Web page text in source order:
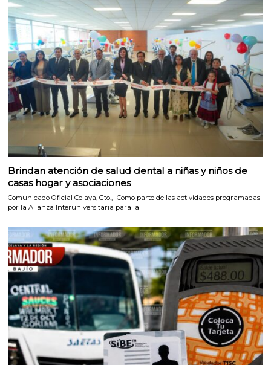
Brindan atención de salud dental a niñas y niños de
casas hogar y asociaciones
Comunicado Oficial Celaya, Gto.,- Como parte de las actividades programadas
por la Alianza Interuniversitaria para la